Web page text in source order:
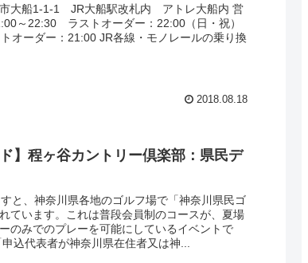
市大船1-1-1 JR大船駅改札内 アトレ大船内 営
～22:30 ラストオーダー：22:00（日・祝）
オーダー：21:00 JR各線・モノレールの乗り換
2018.08.18
ド】程ヶ谷カントリー倶楽部：県民デ
と、神奈川県各地のゴルフ場で「神奈川県民ゴ
ています。これは普段会員制のコースが、夏場
のみでのプレーを可能にしているイベントで
込代表者が神奈川県在住者又は神...